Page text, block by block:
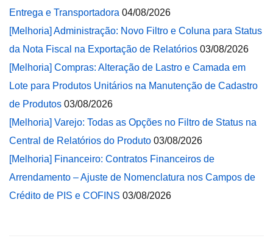
Entrega e Transportadora 04/08/2026
[Melhoria] Administração: Novo Filtro e Coluna para Status
da Nota Fiscal na Exportação de Relatórios 03/08/2026
[Melhoria] Compras: Alteração de Lastro e Camada em
Lote para Produtos Unitários na Manutenção de Cadastro
de Produtos 03/08/2026
[Melhoria] Varejo: Todas as Opções no Filtro de Status na
Central de Relatórios do Produto 03/08/2026
[Melhoria] Financeiro: Contratos Financeiros de
Arrendamento – Ajuste de Nomenclatura nos Campos de
Crédito de PIS e COFINS 03/08/2026